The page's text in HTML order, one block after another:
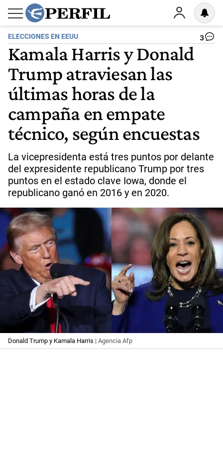
ELECCIONES EN EEUU 3
Kamala Harris y Donald
Trump atraviesan las
últimas horas de la
campaña en empate
técnico, según encuestas
La vicepresidenta está tres puntos por delante
del expresidente republicano Trump por tres
puntos en el estado clave Iowa, donde el
republicano ganó en 2016 y en 2020.
Donald Trump y Kamala Harris | Agencia Afp